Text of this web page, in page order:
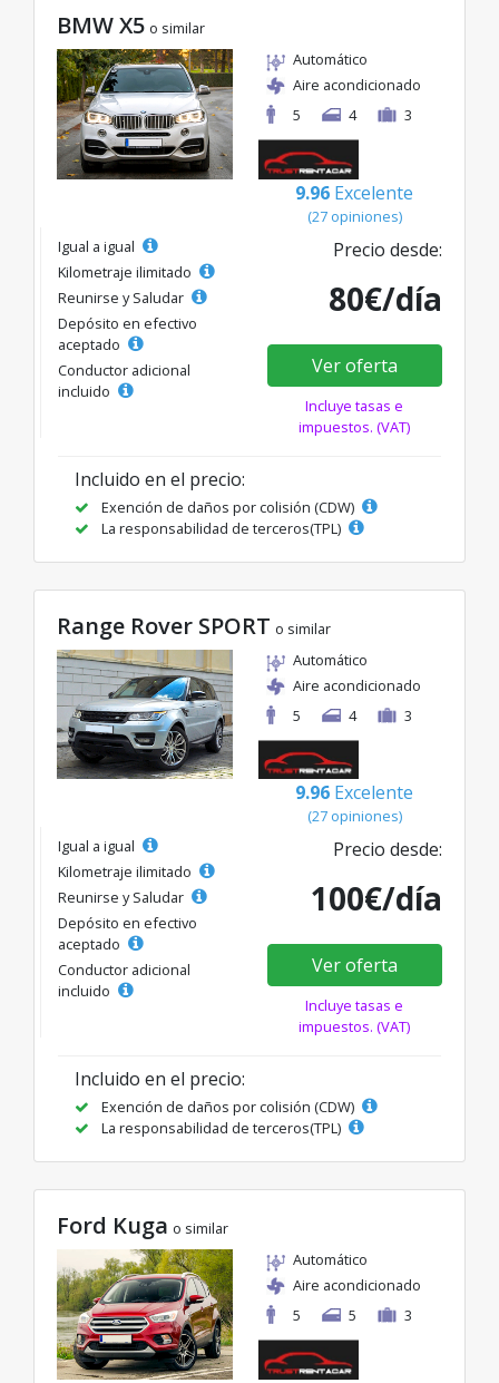
BMW X5 o similar
Automático
Aire acondicionado
5
4 3
9.96 Excelente
(27 opiniones)
Igual a igual
Kilometraje ilimitado
Reunirse y Saludar
Depósito en efectivo
aceptado
Conductor adicional
incluido
Precio desde:
80€/día
Ver oferta
Incluye tasas e
impuestos. (VAT)
Incluido en el precio:
Exención de daños por colisión (CDW)
La responsabilidad de terceros(TPL)
Range Rover SPORT o similar
Automático
Aire acondicionado
5
4 3
9.96 Excelente
(27 opiniones)
Igual a igual
Kilometraje ilimitado
Reunirse y Saludar
Depósito en efectivo
aceptado
Conductor adicional
incluido
Precio desde:
100€/día
Ver oferta
Incluye tasas e
impuestos. (VAT)
Incluido en el precio:
Exención de daños por colisión (CDW)
La responsabilidad de terceros(TPL)
Ford Kuga o similar
Automático
Aire acondicionado
5
5 3